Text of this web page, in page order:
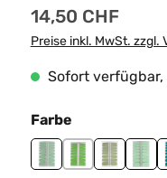
Regulärer Preis:
14,50 CHF
Preise inkl. MwSt. zzgl.
Sofort verfügbar,
Farbeauswählen
Girl PowerGreen Field
Lady InMint